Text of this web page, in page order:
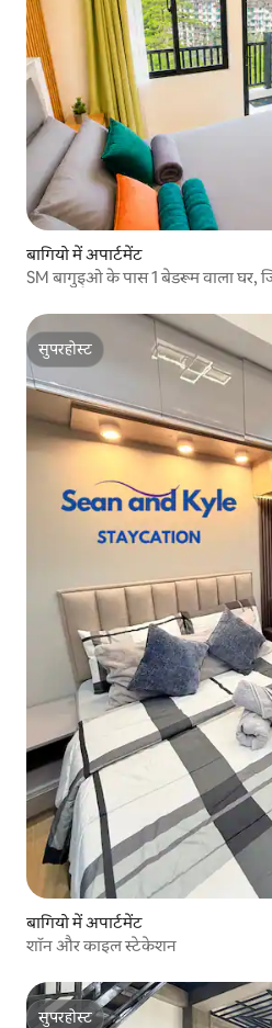
बागियो में अपार्टमेंट
SM बागुइओ के पास 1 बेडरूम वाला घर,
सुपरहोस्ट
सुपरहोस्ट
बागियो में अपार्टमेंट
शॉन और काइल स्टेकेशन
सुपरहोस्ट